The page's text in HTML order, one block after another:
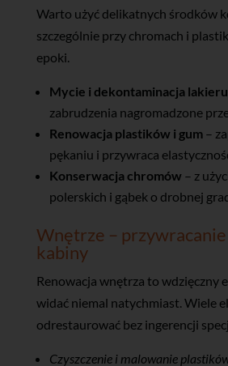
Warto użyć delikatnych środków
szczególnie przy chromach i
epoki.
Mycie i dekontaminacja lakieru
zabrudzenia nagromadzone
Renowacja plastików i gum–
pękaniu i przywraca
Konserwacja chromów – z
polerskich i gąbek o drobnej
Wnętrze –
kabiny
Renowacja wnętrza to wdzięczny
widać niemal natychmiast. Wiele
odrestaurować bez ingerencji
Czyszczenie i malowanie